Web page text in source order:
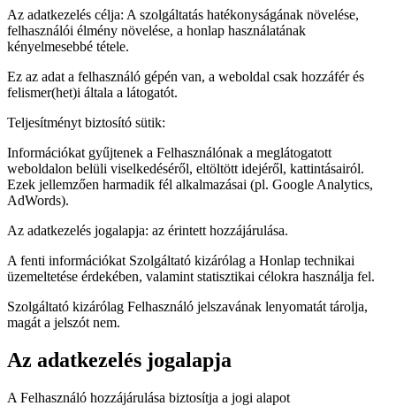
Az adatkezelés célja: A szolgáltatás hatékonyságának növelése,
felhasználói élmény növelése, a honlap használatának
kényelmesebbé tétele.
Ez az adat a felhasználó gépén van, a weboldal csak hozzáfér és
felismer(het)i általa a látogatót.
Teljesítményt biztosító sütik:
Információkat gyűjtenek a Felhasználónak a meglátogatott
weboldalon belüli viselkedéséről, eltöltött idejéről, kattintásairól.
Ezek jellemzően harmadik fél alkalmazásai (pl. Google Analytics,
AdWords).
Az adatkezelés jogalapja: az érintett hozzájárulása.
A fenti információkat Szolgáltató kizárólag a Honlap technikai
üzemeltetése érdekében, valamint statisztikai célokra használja fel.
Szolgáltató kizárólag Felhasználó jelszavának lenyomatát tárolja,
magát a jelszót nem.
Az adatkezelés jogalapja
A Felhasználó hozzájárulása biztosítja a jogi alapot